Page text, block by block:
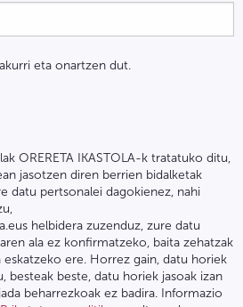
eta onartzen dut.
ORERETA IKASTOLA-k tratatuko ditu,
jasotzen diren berrien bidalketak
datu pertsonalei dagokienez, nahi
helbidera zuzenduz, zure datu
ala ez konfirmatzeko, baita zehatzak
ere. Horrez gain, datu horiek
besteak beste, datu horiek jasoak izan
beharrezkoak ez badira. Informazio